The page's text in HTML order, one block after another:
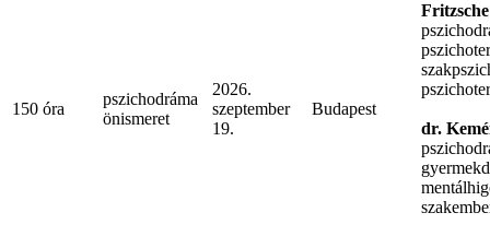
150 óra
pszichodráma
önismeret
2026.
szeptember
19.
Budapest
dr.